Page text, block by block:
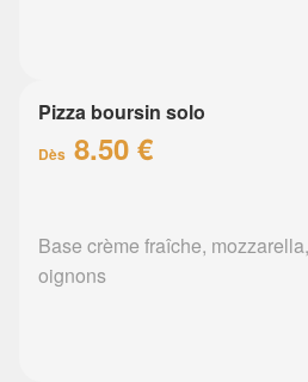
Pizza boursin solo
Dès 8.50 €
Base crème fraîche,
oignons